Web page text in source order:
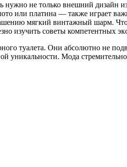
не только внешний дизайн
или платина — также играет
мягкий винтажный шарм.
изучить советы компетентных
туалета. Они абсолютно не
Мода